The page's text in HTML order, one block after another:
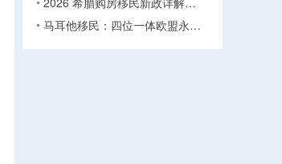
马耳他移民：四位一体欧盟永…